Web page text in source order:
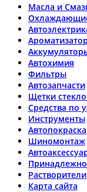
Масла и
Автохимия
Фильтры
Автозапчасти
Щетки
Средства по
Инструменты
Автопокраска
Шиномонтаж
Растворители
Карта сайта